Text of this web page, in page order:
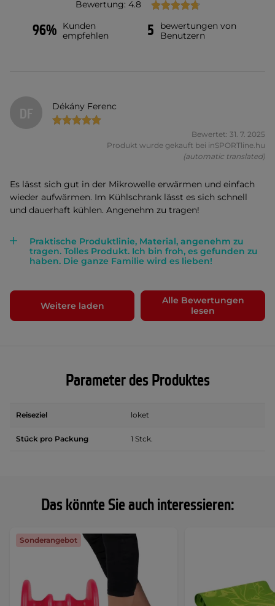
Das könnte Sie auch interessieren:
Sonderangebot
Bewertung: 4.8
96%
Kunden
empfehlen
5
bewertungen von
Benutzern
DF Dékány Ferenc
Bewertet: 31. 7. 2025
Produkt wurde gekauft bei inSPORTline.hu
(automatic translated)
Es lässt sich gut in der Mikrowelle erwärmen und einfach
wieder aufwärmen. Im Kühlschrank lässt es sich schnell
und dauerhaft kühlen. Angenehm zu tragen!
Praktische Produktlinie, Material, angenehm zu
tragen. Tolles Produkt. Ich bin froh, es gefunden zu
haben. Die ganze Familie wird es lieben!
Weitere laden
Alle Bewertungen
lesen
Parameter des Produktes
Reiseziel loket
Stűck pro Packung 1 Stck.